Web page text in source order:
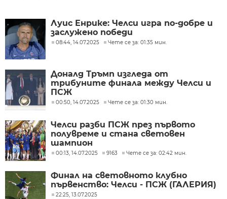
Луис Енрике: Челси игра по-добре и
заслужено победи
08:44, 14.07.2025 Чете се за: 01:35 мин.
Доналд Тръмп изгледа от
трибуните финала между Челси и
ПСЖ
00:50, 14.07.2025 Чете се за: 01:30 мин.
Челси разби ПСЖ през първото
полувреме и стана световен
шампион
00:13, 14.07.2025 9163 Чете се за: 02:42 мин.
Финал на световното клубно
първенство: Челси - ПСЖ (ГАЛЕРИЯ)
22:25, 13.07.2025